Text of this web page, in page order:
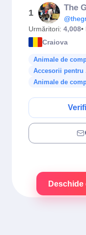
1
The
Urmăritori: 4,008•
Craiova
Animale de
Accesorii pentru
Animale de